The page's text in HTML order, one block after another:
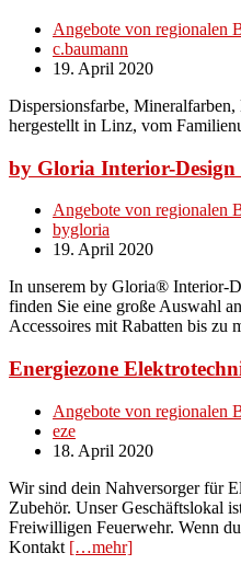
Angebote von regionalen
c.baumann
19. April 2020
Dispersionsfarbe, Mineralfarben,
hergestellt in Linz, vom
by Gloria Interior-
Angebote von regionalen
bygloria
19. April 2020
In unserem by Gloria® Interior-
finden Sie eine große Auswahl
Accessoires mit Rabatten bis zu
Energiezone
Angebote von regionalen
eze
18. April 2020
Wir sind dein Nahversorger für
Zubehör. Unser Geschäftslokal
Freiwilligen Feuerwehr. Wenn
Kontakt […mehr]